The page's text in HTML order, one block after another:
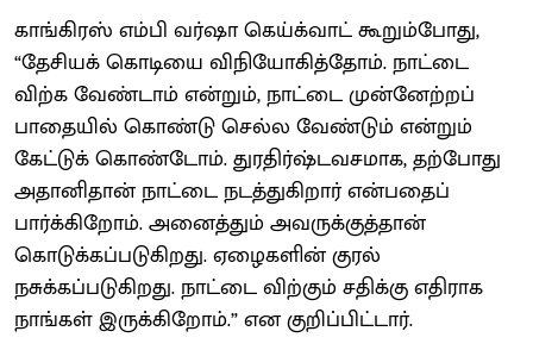
காங்கிரஸ் எம்பி வர்ஷா கெய்க்வாட் கூறும்போது,
“தேசியக் கொடியை விநியோகித்தோம். நாட்டை
விற்க வேண்டாம் என்றும், நாட்டை முன்னேற்றப்
பாதையில் கொண்டு செல்ல வேண்டும் என்றும்
கேட்டுக் கொண்டோம். துரதிர்ஷ்டவசமாக, தற்போது
அதானிதான் நாட்டை நடத்துகிறார் என்பதைப்
பார்க்கிறோம். அனைத்தும் அவருக்குத்தான்
கொடுக்கப்படுகிறது. ஏழைகளின் குரல்
நசுக்கப்படுகிறது. நாட்டை விற்கும் சதிக்கு எதிராக
நாங்கள் இருக்கிறோம்.” என குறிப்பிட்டார்.